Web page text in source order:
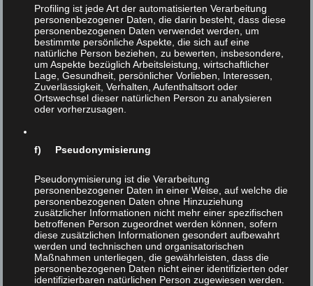
Cookies
Cookies werden von uns nicht gesammelt. Daher
entfällt somit eine diesbezügliche Einwilligung auf
Verwendung personenbezogener Daten.
Analysedienste
Wir setzen keine personenbezogenen
Analysedienste ein. Daher entfällt somit eine
diesbezügliche Einwilligung auf Verwendung
Profiling ist jede Art der automatisierten Verarbeitung
personenbezogener Daten, die darin besteht, dass diese
personenbezogenen Daten verwendet werden, um
bestimmte persönliche Aspekte, die sich auf eine
natürliche Person beziehen, zu bewerten, insbesondere,
um Aspekte bezüglich Arbeitsleistung, wirtschaftlicher
Lage, Gesundheit, persönlicher Vorlieben, Interessen,
Zuverlässigkeit, Verhalten, Aufenthaltsort oder
Ortswechsel dieser natürlichen Person zu analysieren
oder vorherzusagen.
f) Pseudonymisierung
Pseudonymisierung ist die Verarbeitung
personenbezogener Daten in einer Weise, auf welche die
personenbezogenen Daten ohne Hinzuziehung
zusätzlicher Informationen nicht mehr einer spezifischen
betroffenen Person zugeordnet werden können, sofern
diese zusätzlichen Informationen gesondert aufbewahrt
werden und technischen und organisatorischen
Maßnahmen unterliegen, die gewährleisten, dass die
personenbezogenen Daten nicht einer identifizierten oder
identifizierbaren natürlichen Person zugewiesen werden.